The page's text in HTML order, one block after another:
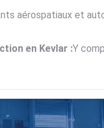
aérospatiaux et
en Kevlar :Y